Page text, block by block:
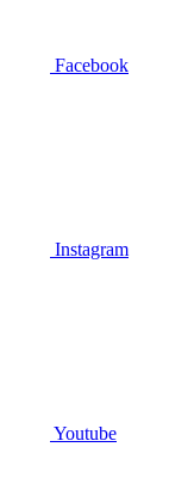
Facebook
Instagram
Youtube